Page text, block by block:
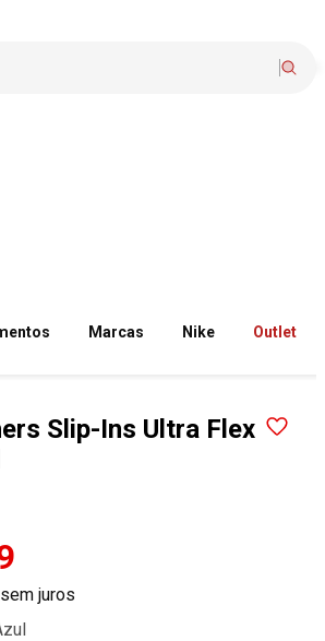
Marcas Nike Outlet
Slip-Ins Ultra Flex
sem juros
azul